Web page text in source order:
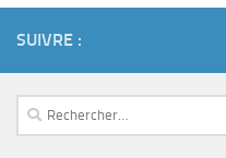
SUIVRE :
Rechercher :